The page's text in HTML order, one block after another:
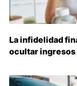
La infidelidad
ocultar ingresos